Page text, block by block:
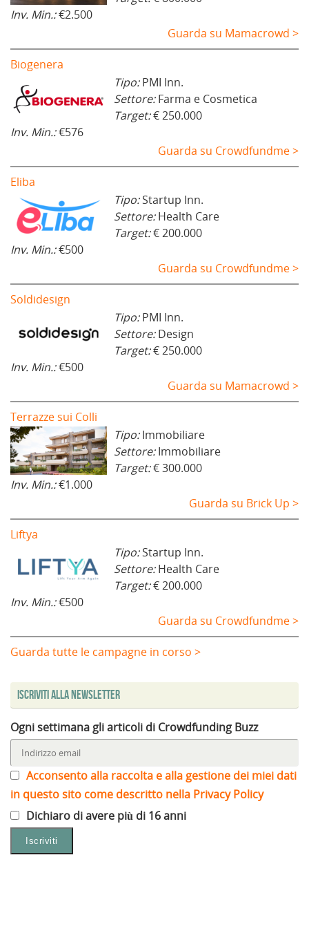
Inv. Min.:€2.500
Guarda su Mamacrowd >
Biogenera
Tipo:PMI Inn.
Settore:Farma e Cosmetica
Target:€ 250.000
Inv. Min.:€576
Guarda su Crowdfundme >
Eliba
Tipo:Startup Inn.
Settore:Health Care
Target:€ 200.000
Inv. Min.:€500
Guarda su Crowdfundme >
Soldidesign
Tipo:PMI Inn.
Settore:Design
Target:€ 250.000
Inv. Min.:€500
Guarda su Mamacrowd >
Terrazze sui Colli
Tipo:Immobiliare
Settore:Immobiliare
Target:€ 300.000
Inv. Min.:€1.000
Guarda su Brick Up >
Liftya
Tipo:Startup Inn.
Settore:Health Care
Target:€ 200.000
Inv. Min.:€500
Guarda su Crowdfundme >
Guarda tutte le campagne in corso >
Iscriviti alla Newsletter
Ogni settimana gli articoli di Crowdfunding Buzz
Acconsento alla raccolta e alla gestione dei miei dati
in questo sito come descritto nella Privacy Policy
Dichiaro di avere più di 16 anni